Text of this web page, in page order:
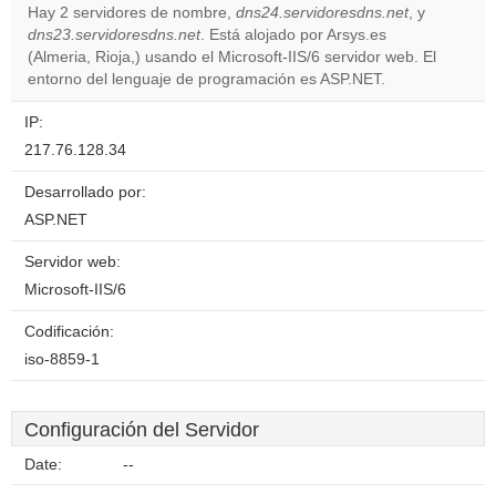
Do you
own this
website?
OK
Hay 2 servidores de nombre, dns24.servidoresdns.net, y
dns23.servidoresdns.net. Está alojado por Arsys.es
(Almeria, Rioja,) usando el Microsoft-IIS/6 servidor web. El
entorno del lenguaje de programación es ASP.NET.
IP:
217.76.128.34
Desarrollado por:
ASP.NET
Servidor web:
Microsoft-IIS/6
Codificación:
iso-8859-1
Configuración del Servidor
Date: --